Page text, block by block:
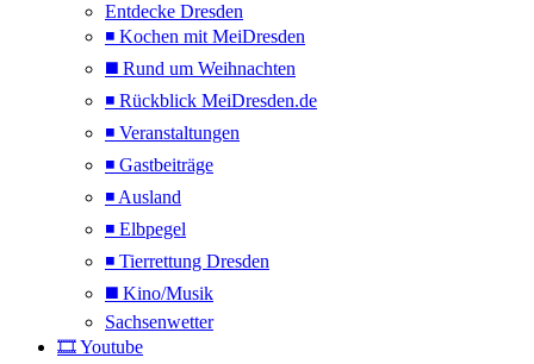
Entdecke Dresden
◾ Kochen mit MeiDresden
◼️ Rund um Weihnachten
◾ Rückblick MeiDresden.de
◾ Veranstaltungen
◾ Gastbeiträge
◾ Ausland
◾ Elbpegel
◾ Tierrettung Dresden
◼️ Kino/Musik
Sachsenwetter
🎞️ Youtube